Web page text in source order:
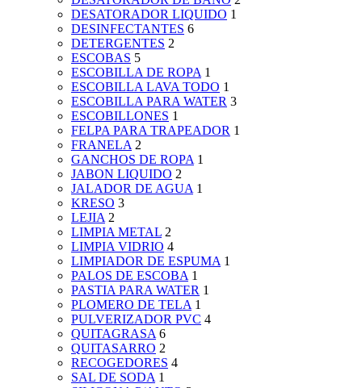
DESATORADOR LIQUIDO 1
DESINFECTANTES 6
DETERGENTES 2
ESCOBAS 5
ESCOBILLA DE ROPA 1
ESCOBILLA LAVA TODO 1
ESCOBILLA PARA WATER 3
ESCOBILLONES 1
FELPA PARA TRAPEADOR 1
FRANELA 2
GANCHOS DE ROPA 1
JABON LIQUIDO 2
JALADOR DE AGUA 1
KRESO 3
LEJIA 2
LIMPIA METAL 2
LIMPIA VIDRIO 4
LIMPIADOR DE ESPUMA 1
PALOS DE ESCOBA 1
PASTIA PARA WATER 1
PLOMERO DE TELA 1
PULVERIZADOR PVC 4
QUITAGRASA 6
QUITASARRO 2
RECOGEDORES 4
SAL DE SODA 1